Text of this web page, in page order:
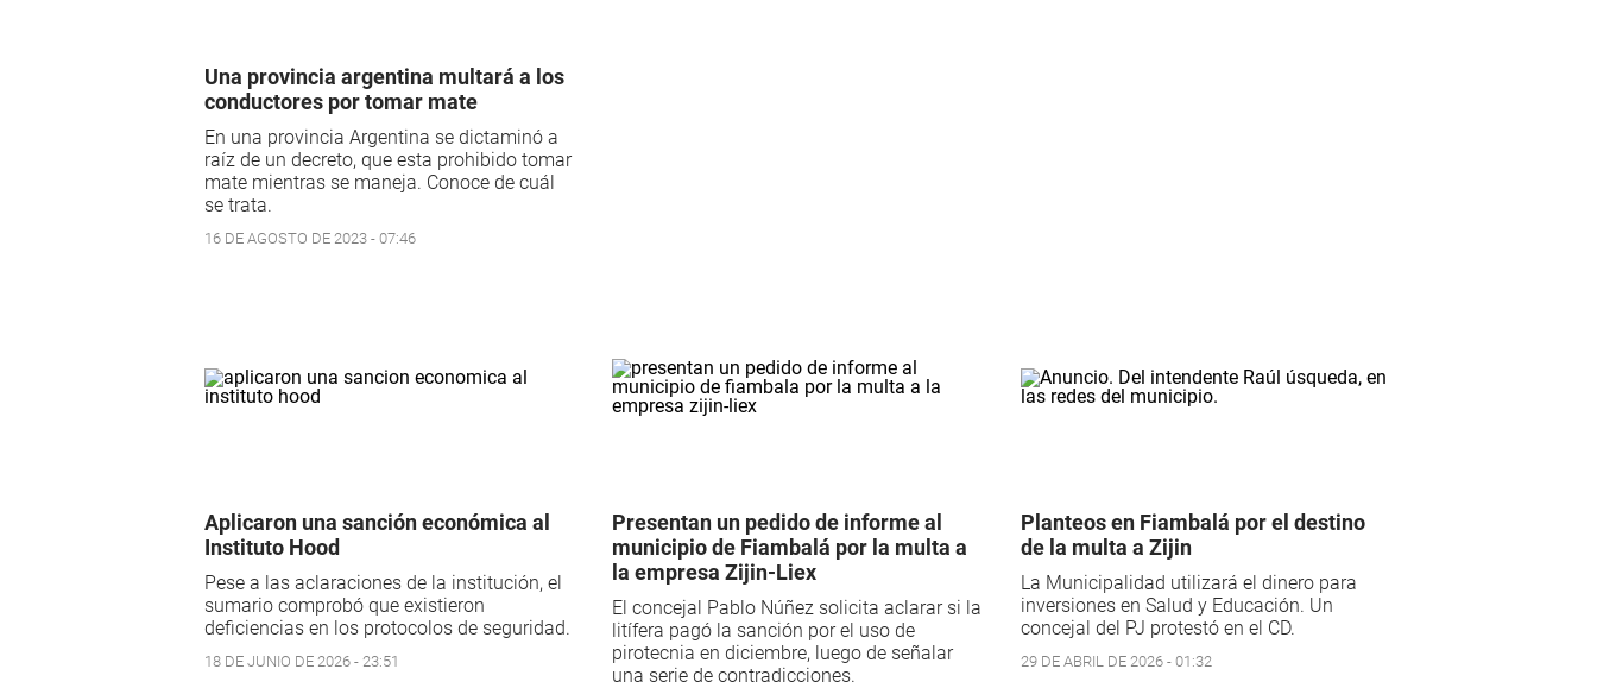
Una provincia argentina multará a los
conductores por tomar mate
En una provincia Argentina se dictaminó a
raíz de un decreto, que esta prohibido tomar
mate mientras se maneja. Conoce de cuál
se trata.
16 DE AGOSTO DE 2023 - 07:46
Aplicaron una sanción económica al
Instituto Hood
Pese a las aclaraciones de la institución, el
sumario comprobó que existieron
deficiencias en los protocolos de seguridad.
18 DE JUNIO DE 2026 - 23:51
Presentan un pedido de informe al
municipio de Fiambalá por la multa a
la empresa Zijin-Liex
El concejal Pablo Núñez solicita aclarar si la
litífera pagó la sanción por el uso de
pirotecnia en diciembre, luego de señalar
una serie de contradicciones.
Planteos en Fiambalá por el destino
de la multa a Zijin
La Municipalidad utilizará el dinero para
inversiones en Salud y Educación. Un
concejal del PJ protestó en el CD.
29 DE ABRIL DE 2026 - 01:32